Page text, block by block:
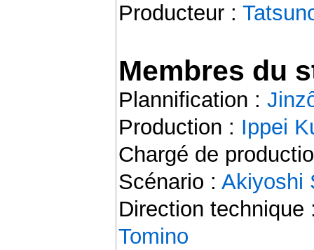
Producteur :
Membres du
Plannification :
Production : Ippei
Chargé de
Scénario : Akiyoshi
Direction
Tomino